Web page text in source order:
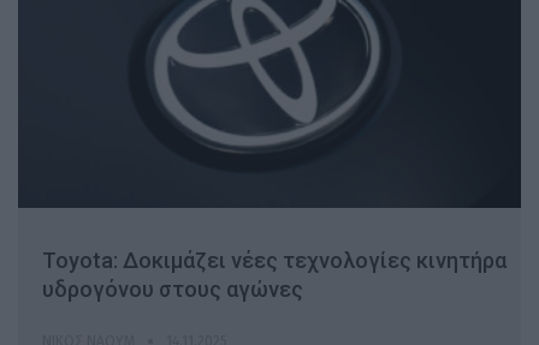
Toyota: Δοκιμάζει νέες τεχνολογίες κινητήρα
υδρογόνου στους αγώνες